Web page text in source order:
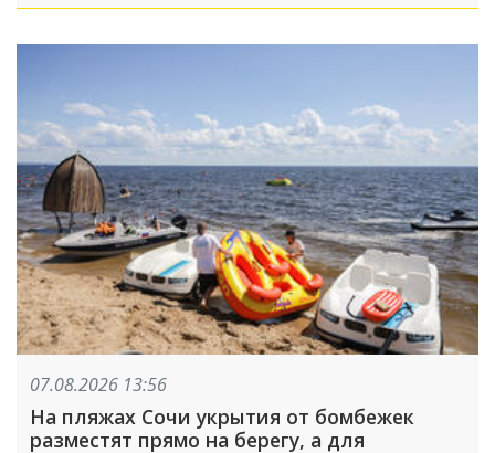
07.08.2026 13:56
На пляжах Сочи укрытия от бомбежек
разместят прямо на берегу, а для